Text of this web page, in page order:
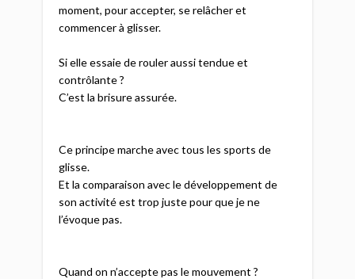
moment, pour accepter, se relâcher et
commencer à glisser.
Si elle essaie de rouler aussi tendue et
contrôlante ?
C’est la brisure assurée.
Ce principe marche avec tous les sports de
glisse.
Et la comparaison avec le développement de
son activité est trop juste pour que je ne
l’évoque pas.
Quand on n’accepte pas le mouvement ?